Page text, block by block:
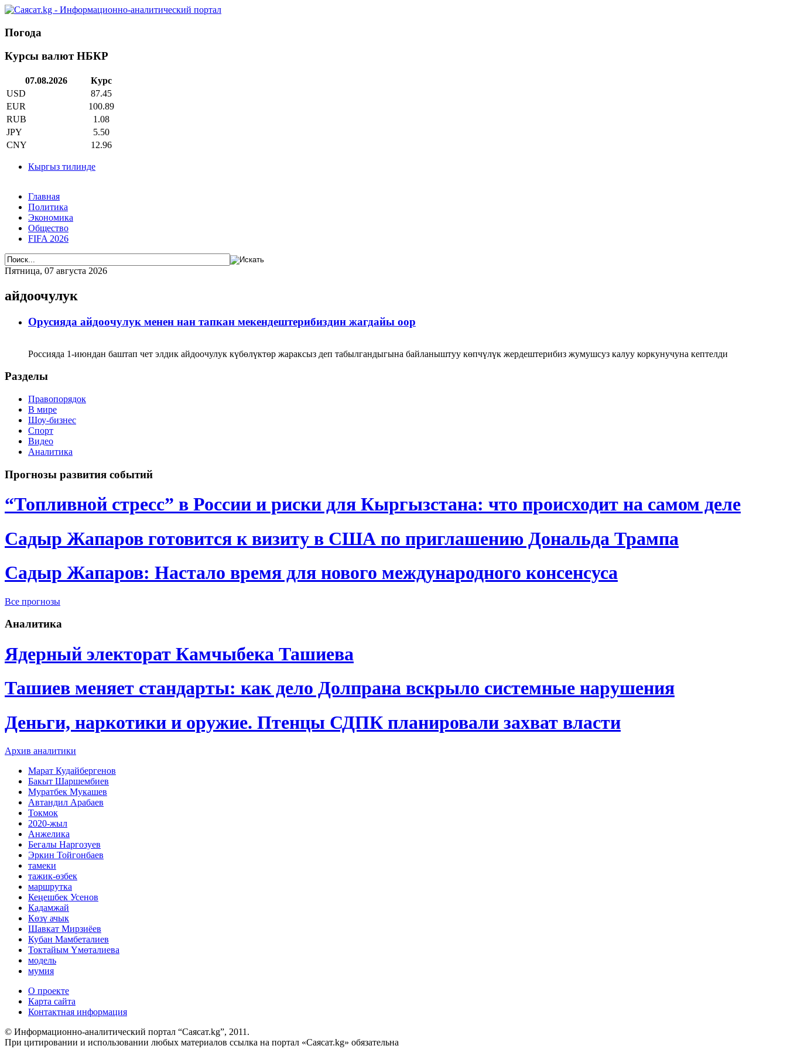
Погода
Курсы валют НБКР
07.08.2026
Курс
USD
87.45
EUR
100.89
RUB
1.08
JPY
5.50
CNY
12.96
Кыргыз тилинде
Главная
Политика
Экономика
Общество
FIFA 2026
Пятница, 07 августа 2026
айдоочулук
Орусияда айдоочулук менен нан тапкан мекендештерибиздин жагдайы оор
Россияда 1-июндан баштап чет элдик айдоочулук күбөлүктөр жараксыз деп табылгандыгына байланыштуу көпчүлүк жердештерибиз жумушсуз калуу коркунучуна кептелди
Разделы
Правопорядок
В мире
Шоу-бизнес
Спорт
Видео
Аналитика
Прогнозы развития событий
“Топливной стресс” в России и риски для Кыргызстана: что происходит на самом деле
Садыр Жапаров готовится к визиту в США по приглашению Дональда Трампа
Садыр Жапаров: Настало время для нового международного консенсуса
Все прогнозы
Аналитика
Ядерный электорат Камчыбека Ташиева
Ташиев меняет стандарты: как дело Долпрана вскрыло системные нарушения
Деньги, наркотики и оружие. Птенцы СДПК планировали захват власти
Архив аналитики
Марат Кудайбергенов
Бакыт Шаршембиев
Муратбек Мукашев
Автандил Арабаев
Токмок
2020-жыл
Анжелика
Бегалы Наргозуев
Эркин Тойгонбаев
тамеки
тажик-өзбек
маршрутка
Кеңешбек Усенов
Кадамжай
Көзү ачык
Шавкат Мирзиёев
Кубан Мамбеталиев
Токтайым Үмөталиева
модель
мумия
О проекте
Карта сайта
Контактная информация
© Информационно-аналитический портал “Саясат.kg”, 2011.
При цитировании и использовании любых материалов ссылка на портал «Саясат.kg» обязательна